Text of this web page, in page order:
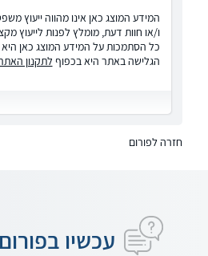
המידע המוצג כאן אינו מהווה ייעוץ
ו/או חוות דעת, מומלץ לפנות לייעוץ
כל הסתמכות על המידע המוצג כאן
הגלישה באתר היא בכפוף לתקנון
חזרה לפורום
עכשיו בפורום